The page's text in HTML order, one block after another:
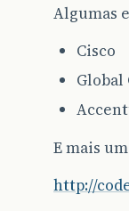
Algumas
Cisco
Global
E mais
http://